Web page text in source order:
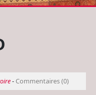
- Commentaires (0)